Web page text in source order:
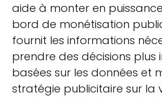
aide à monter en
bord de monétisation
fournit les informations
prendre des décisions plus
basées sur les données et
stratégie publicitaire sur la